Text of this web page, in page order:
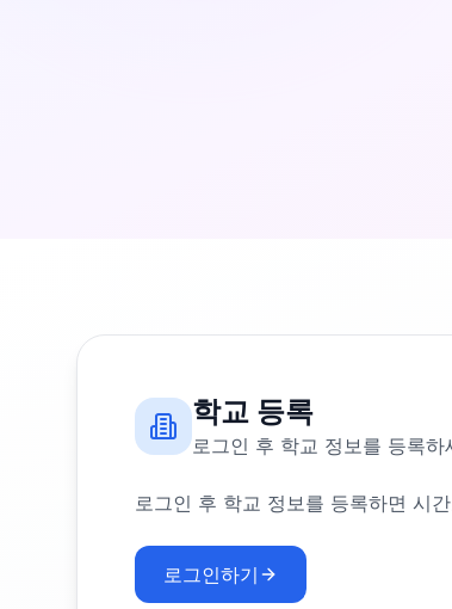
학교 등록
로그인 후 학교 정보를 등록하
로그인 후 학교 정보를 등록하면 시
로그인하기